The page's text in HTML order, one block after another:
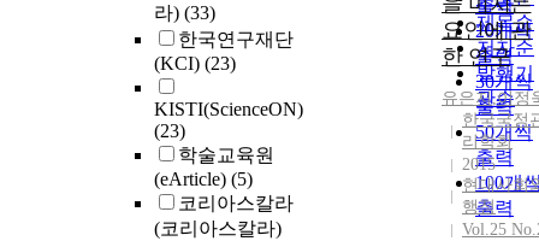
라) (33)
한국연구재단
(KCI) (23)
KISTI(ScienceON)
(23)
학술교육원
(eArticle) (5)
코리아스칼라
(코리아스칼라)
제목순
저자순
발행기
관순
출력
20개씩
출력
30개씩
출력
50개씩
출력
100개
출력
요인에 관
한 연구
유은지,이정
한국국정
리학회
2015
현대사회
행정
Vol.25